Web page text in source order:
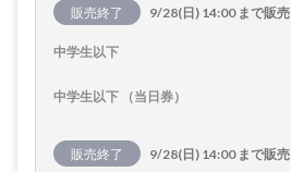
販売終了 9/28(日) 14:00 まで販売
中学生以下
中学生以下 （当日券）
販売終了 9/28(日) 14:00 まで販売